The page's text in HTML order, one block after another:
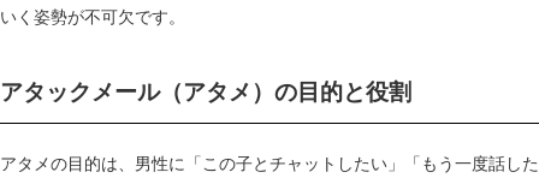
いく姿勢が不可欠です。
アタックメール（アタメ）の目的と役割
アタメの目的は、男性に「この子とチャットしたい」「もう一度話した